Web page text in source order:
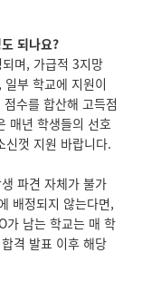
되나요?
며, 가급적 3지망
부 학교에 지원이
수를 합산해 고득점
매년 학생들의 선호
신껏 지원 바랍니다.
파견 자체가 불가
배정되지 않는다면,
가 남는 학교는 매 학
격 발표 이후 해당